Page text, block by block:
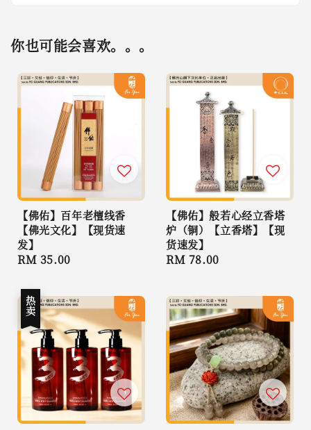
你也可能会喜欢。。。
【佛佑】百年老檀线香
【佛光文化】【现货速
发】
Regular
RM 35.00
【佛佑】般若心经立香塔
炉（铜）【立香塔】【现
货速发】
Regular
RM 78.00
热卖